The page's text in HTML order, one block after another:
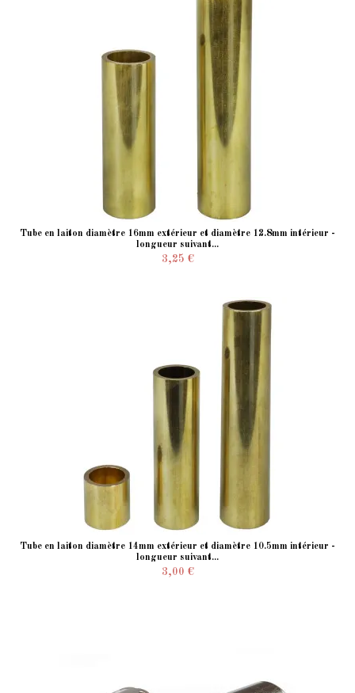
Tube en laiton diamètre 16mm extérieur et diamètre 12.8mm intérieur -
longueur suivant...
3,25 €
Tube en laiton diamètre 14mm extérieur et diamètre 10.5mm intérieur -
longueur suivant...
3,00 €